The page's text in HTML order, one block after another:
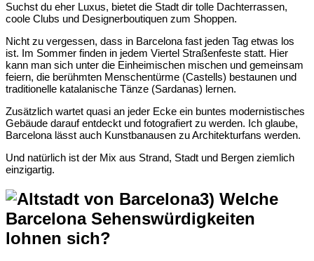
Suchst du eher Luxus, bietet die Stadt dir tolle Dachterrassen,
coole Clubs und Designerboutiquen zum Shoppen.
Nicht zu vergessen, dass in Barcelona fast jeden Tag etwas los
ist. Im Sommer finden in jedem Viertel Straßenfeste statt. Hier
kann man sich unter die Einheimischen mischen und gemeinsam
feiern, die berühmten Menschentürme (Castells) bestaunen und
traditionelle katalanische Tänze (Sardanas) lernen.
Zusätzlich wartet quasi an jeder Ecke ein buntes modernistisches
Gebäude darauf entdeckt und fotografiert zu werden. Ich glaube,
Barcelona lässt auch Kunstbanausen zu Architekturfans werden.
Und natürlich ist der Mix aus Strand, Stadt und Bergen ziemlich
einzigartig.
3) Welche
Barcelona Sehenswürdigkeiten
lohnen sich?